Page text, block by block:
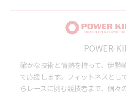
POWER-
確かな技術と情熱を持って、伊勢
で応援します。フィットネスとし
らレースに挑む競技者まで、個々